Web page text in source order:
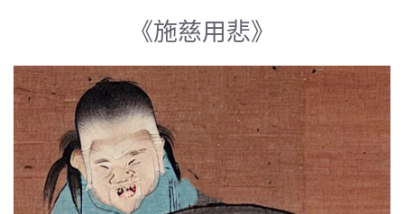
《施慈用悲》